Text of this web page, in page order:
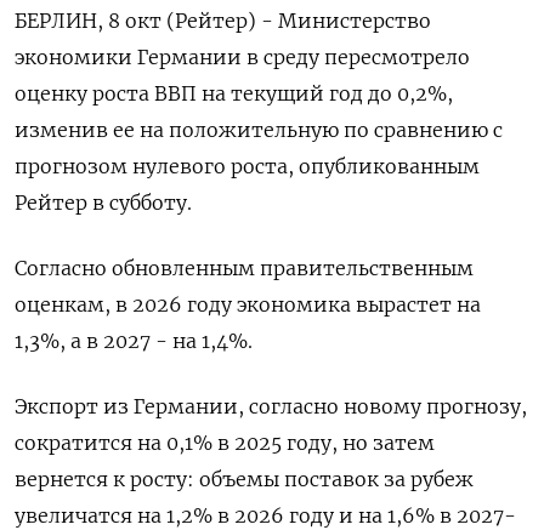
БЕРЛИН, 8 окт (Рейтер) - Министерство
экономики Германии в среду пересмотрело
оценку роста ВВП на текущий год до 0,2%,
изменив ее на положительную по сравнению с
прогнозом нулевого роста, опубликованным
Рейтер в субботу.
Согласно обновленным правительственным
оценкам, в 2026 году экономика вырастет на
1,3%, а в 2027 - на 1,4%.
Экспорт из Германии, согласно новому прогнозу,
сократится на 0,1% в 2025 году, но затем
вернется к росту: объемы поставок за рубеж
увеличатся на 1,2% в 2026 году и на 1,6% в 2027-